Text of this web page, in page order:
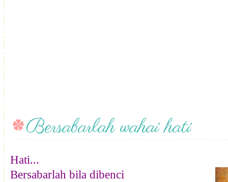
Bersabarlah wahai hati
Hati...
Bersabarlah bila dibenci